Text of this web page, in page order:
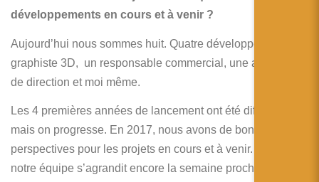
développements en cours et à venir ?
Aujourd’hui nous sommes huit. Quatre développeurs, un
graphiste 3D, un responsable commercial, une assistante
de direction et moi même.
Les 4 premières années de lancement ont été difficiles
mais on progresse. En 2017, nous avons de bonnes
perspectives pour les projets en cours et à venir. D’ailleurs
notre équipe s’agrandit encore la semaine prochaine !